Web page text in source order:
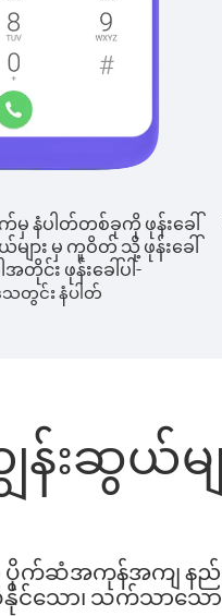
မှ နံပါတ်တစ်ခုကို ဖုန်းခေါ်
ား မှ ကူဝိတ် သို့ ဖုန်းခေါ်
င်း ဖုန်းခေါ်ပါ-
သတွင်း နံပါတ်
းဆွယ်မျ
ပိုက်ဆံအကုန်အကျ နည်း
နိုင်သော၊ သက်သာသော